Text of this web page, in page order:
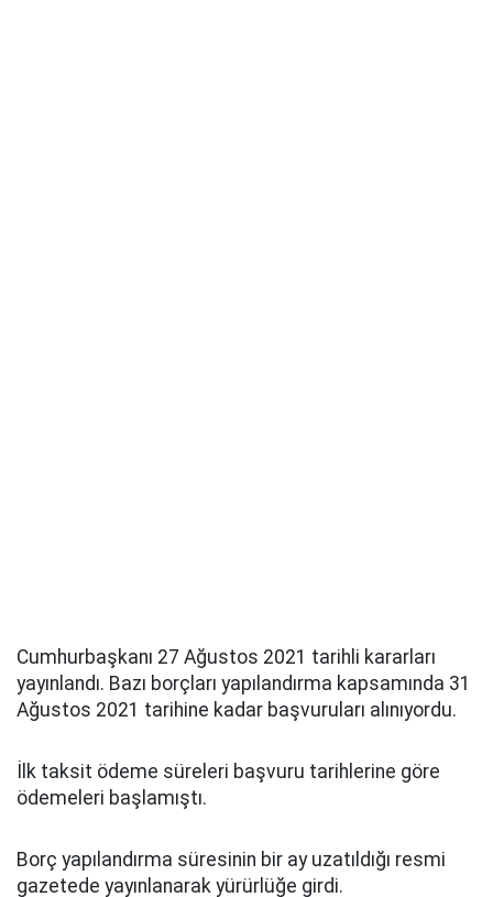
Cumhurbaşkanı 27 Ağustos 2021 tarihli kararları
yayınlandı. Bazı borçları yapılandırma kapsamında 31
Ağustos 2021 tarihine kadar başvuruları alınıyordu.
İlk taksit ödeme süreleri başvuru tarihlerine göre
ödemeleri başlamıştı.
Borç yapılandırma süresinin bir ay uzatıldığı resmi
gazetede yayınlanarak yürürlüğe girdi.